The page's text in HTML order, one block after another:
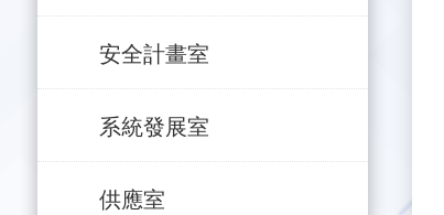
安全計畫室
系統發展室
供應室